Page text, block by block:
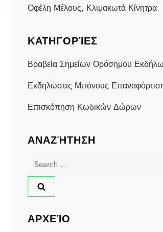
Οφέλη Μέλους, Κλιμακωτά Κίνητρα
ΚΑΤΗΓΟΡΊΕΣ
Βραβεία Σημείων Ορόσημου
Εκδηλώσεις Μπόνους
Επισκόπηση Κωδικών Δώρων
ΑΝΑΖΉΤΗΣΗ
Search
for:
ΑΡΧΕΊΟ